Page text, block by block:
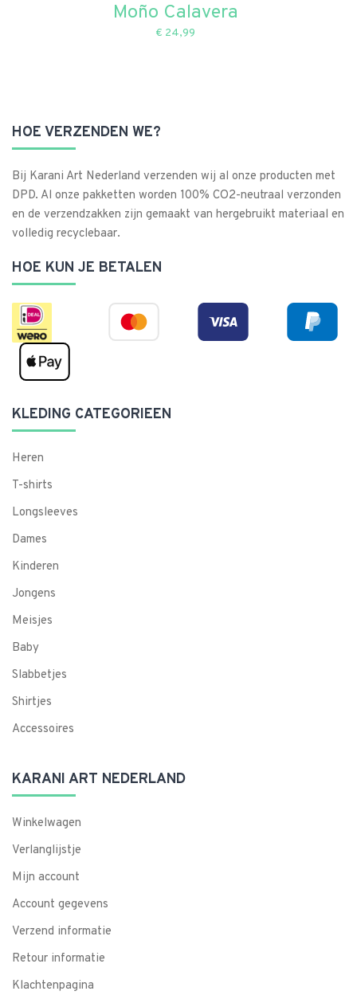
Moño Calavera
€ 24,99
HOE VERZENDEN WE?
Bij Karani Art Nederland verzenden wij al onze producten met
DPD. Al onze pakketten worden 100% CO2-neutraal verzonden
en de verzendzakken zijn gemaakt van hergebruikt materiaal en
volledig recyclebaar.
HOE KUN JE BETALEN
KLEDING CATEGORIEEN
Heren
T-shirts
Longsleeves
Dames
Kinderen
Jongens
Meisjes
Baby
Slabbetjes
Shirtjes
Accessoires
KARANI ART NEDERLAND
Winkelwagen
Verlanglijstje
Mijn account
Account gegevens
Verzend informatie
Retour informatie
Klachtenpagina